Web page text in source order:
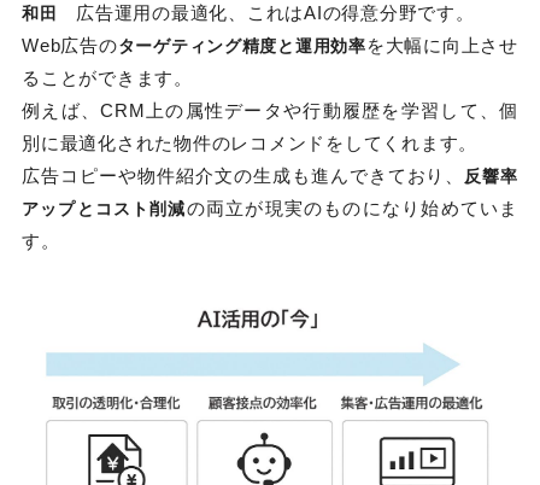
和田
広告運用の最適化、これはAIの得意分野です。
Web広告のターゲティング精度と運用効率を大幅に向上させ
ることができます。
例えば、CRM上の属性データや行動履歴を学習して、個
別に最適化された物件のレコメンドをしてくれます。
広告コピーや物件紹介文の生成も進んできており、
反響率
アップとコスト削減の両立が現実のものになり始めていま
す。